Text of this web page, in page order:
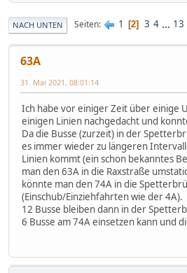
NACH UNTEN Seiten 1 2 3 4 ... 13
63A
31. Mai 2021, 08:01:14
Ich habe vor einiger Zeit über einige
einigen Linien nachgedacht und
Da die Busse (zurzeit) in der
es immer wieder zu längeren
Linien kommt (ein schon bekanntes
man den 63A in die Raxstraße
könnte man den 74A in die
(Einschub/Einziehfahrten wie der 4A).
12 Busse bleiben dann in der
6 Busse am 74A einsetzen kann und